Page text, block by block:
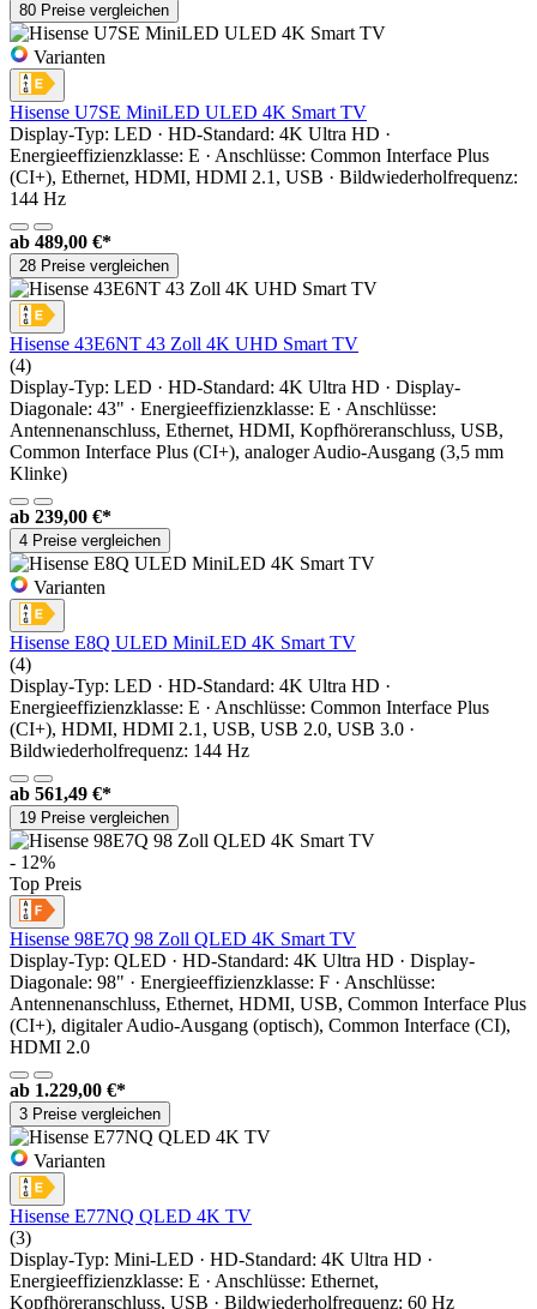
80 Preise vergleichen
Varianten
Hisense U7SE MiniLED ULED 4K Smart TV
Display-Typ: LED · HD-Standard: 4K Ultra HD ·
Energieeffizienzklasse: E · Anschlüsse: Common Interface Plus
(CI+), Ethernet, HDMI, HDMI 2.1, USB · Bildwiederholfrequenz:
144 Hz
ab 489,00 €*
28 Preise vergleichen
Hisense 43E6NT 43 Zoll 4K UHD Smart TV
(4)
Display-Typ: LED · HD-Standard: 4K Ultra HD · Display-
Diagonale: 43" · Energieeffizienzklasse: E · Anschlüsse:
Antennenanschluss, Ethernet, HDMI, Kopfhöreranschluss, USB,
Common Interface Plus (CI+), analoger Audio-Ausgang (3,5 mm
Klinke)
ab 239,00 €*
4 Preise vergleichen
Varianten
Hisense E8Q ULED MiniLED 4K Smart TV
(4)
Display-Typ: LED · HD-Standard: 4K Ultra HD ·
Energieeffizienzklasse: E · Anschlüsse: Common Interface Plus
(CI+), HDMI, HDMI 2.1, USB, USB 2.0, USB 3.0 ·
Bildwiederholfrequenz: 144 Hz
ab 561,49 €*
19 Preise vergleichen
- 12%
Top Preis
Hisense 98E7Q 98 Zoll QLED 4K Smart TV
Display-Typ: QLED · HD-Standard: 4K Ultra HD · Display-
Diagonale: 98" · Energieeffizienzklasse: F · Anschlüsse:
Antennenanschluss, Ethernet, HDMI, USB, Common Interface Plus
(CI+), digitaler Audio-Ausgang (optisch), Common Interface (CI),
HDMI 2.0
ab 1.229,00 €*
3 Preise vergleichen
Varianten
Hisense E77NQ QLED 4K TV
(3)
Display-Typ: Mini-LED · HD-Standard: 4K Ultra HD ·
Energieeffizienzklasse: E · Anschlüsse: Ethernet,
Kopfhöreranschluss, USB · Bildwiederholfrequenz: 60 Hz